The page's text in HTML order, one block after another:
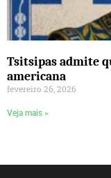
Tsitsipas admite
americana
fevereiro 26, 2026
Veja mais »